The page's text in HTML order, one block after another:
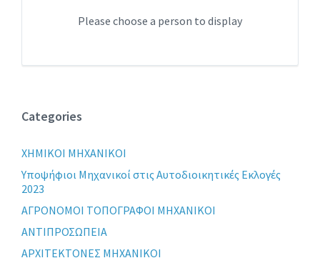
Please choose a person to display
Categories
XHMIKOI MHXANIKOI
Yποψήφιοι Μηχανικοί στις Αυτοδιοικητικές Εκλογές
2023
ΑΓΡΟΝΟΜΟΙ ΤΟΠΟΓΡΑΦΟΙ ΜΗΧΑΝΙΚΟΙ
ΑΝΤΙΠΡΟΣΩΠΕΙΑ
ΑΡΧΙΤΕΚΤΟΝΕΣ ΜΗΧΑΝΙΚΟΙ